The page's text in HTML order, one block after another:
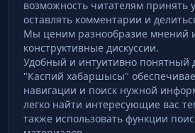
возможность читателям принять
оставлять комментарии и
Мы ценим разнообразие мнений
конструктивные дискуссии.
Удобный и интуитивно понятный
"Каспий хабаршысы"
навигации и поиск нужной
легко найти интересующие вас
также использовать функции